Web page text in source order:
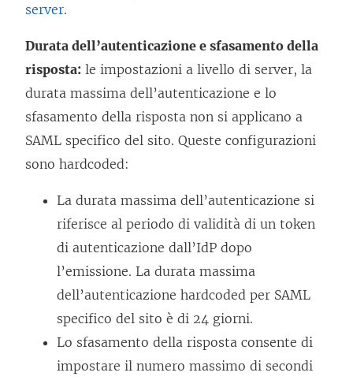
server.
Durata dell’autenticazione e sfasamento della
risposta: le impostazioni a livello di server, la
durata massima dell’autenticazione e lo
sfasamento della risposta non si applicano a
SAML specifico del sito. Queste configurazioni
sono hardcoded:
La durata massima dell’autenticazione si
riferisce al periodo di validità di un token
di autenticazione dall’IdP dopo
l’emissione. La durata massima
dell’autenticazione hardcoded per SAML
specifico del sito è di 24 giorni.
Lo sfasamento della risposta consente di
impostare il numero massimo di secondi